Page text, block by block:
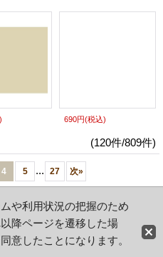
690円(税込)
(120件/809件)
4 5 ... 27 次»
ピングカート
示 | ご利用案内
ト
や利用状況の把握のため
降ページを遷移した場
意したことになります。